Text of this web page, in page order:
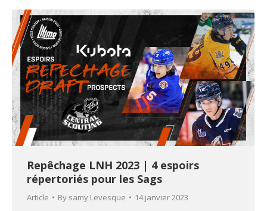
Repêchage LNH 2023 | 4 espoirs
répertoriés pour les Sags
Article By samy Levesque 14 janvier 2023